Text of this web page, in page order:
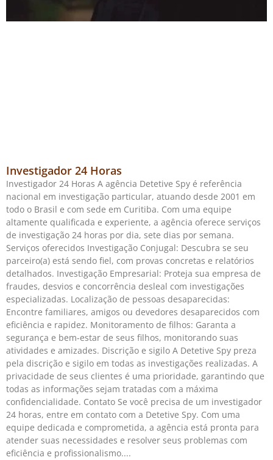
Investigador 24 Horas
Investigador 24 Horas A agência Detetive Spy é referência
nacional em investigação particular, atuando desde 2001 em
todo o Brasil e com sede em Curitiba. Com uma equipe
altamente qualificada e experiente, a agência oferece serviços
de investigação 24 horas por dia, sete dias por semana.
Serviços oferecidos Investigação Conjugal: Descubra se seu
parceiro(a) está sendo fiel, com provas concretas e relatórios
detalhados. Investigação Empresarial: Proteja sua empresa de
fraudes, desvios e concorrência desleal com investigações
especializadas. Localização de pessoas desaparecidas:
Encontre familiares, amigos ou devedores desaparecidos com
eficiência e rapidez. Monitoramento de filhos: Garanta a
segurança e bem-estar de seus filhos, monitorando suas
atividades e amizades. Discrição e sigilo A Detetive Spy preza
pela discrição e sigilo em todas as investigações realizadas. A
privacidade de seus clientes é uma prioridade, garantindo que
todas as informações sejam tratadas com a máxima
confidencialidade. Contato Se você precisa de um investigador
24 horas, entre em contato com a Detetive Spy. Com uma
equipe dedicada e comprometida, a agência está pronta para
atender suas necessidades e resolver seus problemas com
eficiência e profissionalismo.